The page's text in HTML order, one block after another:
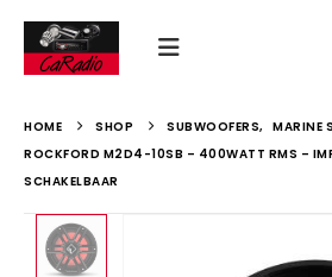
HOME SHOP SUBWOOFERS, MARINE
ROCKFORD M2D4-10SB – 400WATT RMS –
SCHAKELBAAR